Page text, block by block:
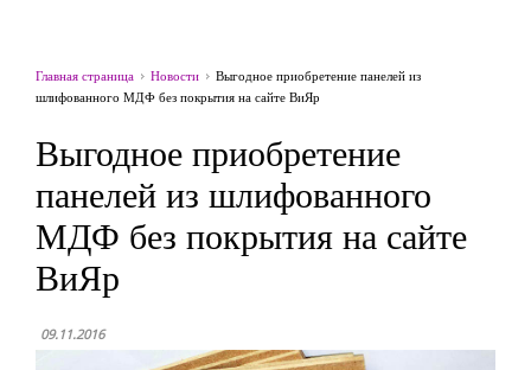
Главная страница Новости
Выгодное приобретение панелей из
шлифованного МДФ без покрытия на сайте ВиЯр
Выгодное приобретение
панелей из шлифованного
МДФ без покрытия на сайте
ВиЯр
09.11.2016